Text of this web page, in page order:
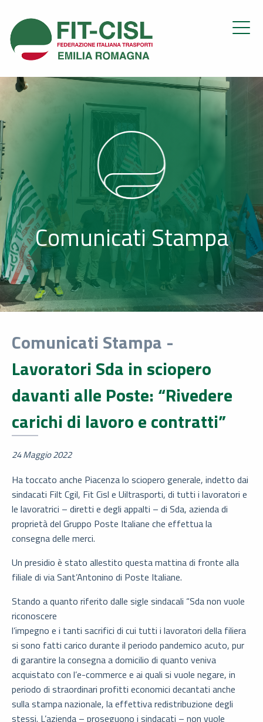
Comunicati Stampa
Comunicati Stampa -
Lavoratori Sda in sciopero
davanti alle Poste: “Rivedere
carichi di lavoro e contratti”
24 Maggio 2022
Ha toccato anche Piacenza lo sciopero generale, indetto dai
sindacati Filt Cgil, Fit Cisl e Uiltrasporti, di tutti i lavoratori e
le lavoratrici – diretti e degli appalti – di Sda, azienda di
proprietà del Gruppo Poste Italiane che effettua la
consegna delle merci.
Un presidio è stato allestito questa mattina di fronte alla
filiale di via Sant’Antonino di Poste Italiane.
Stando a quanto riferito dalle sigle sindacali “Sda non vuole
riconoscere
l’impegno e i tanti sacrifici di cui tutti i lavoratori della filiera
si sono fatti carico durante il periodo pandemico acuto, pur
di garantire la consegna a domicilio di quanto veniva
acquistato con l’e-commerce e ai quali si vuole negare, in
periodo di straordinari profitti economici decantati anche
sulla stampa nazionale, la effettiva redistribuzione degli
stessi. L’azienda – proseguono i sindacati – non vuole